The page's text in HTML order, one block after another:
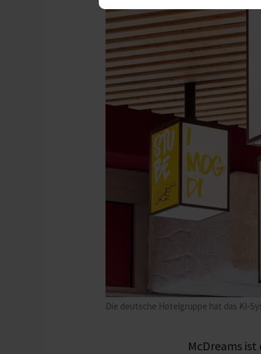
Die deutsche Hotelgruppe hat das KI-
McDreams